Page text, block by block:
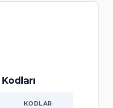
KODLAR